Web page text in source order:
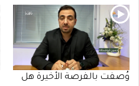
وُصفت بالفرصة الأخيرة هل